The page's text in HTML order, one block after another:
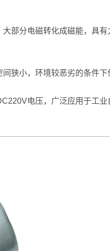
部分电磁转化成磁能，具
间狭小，环境较恶劣的条件下
电压，广泛应用于工业